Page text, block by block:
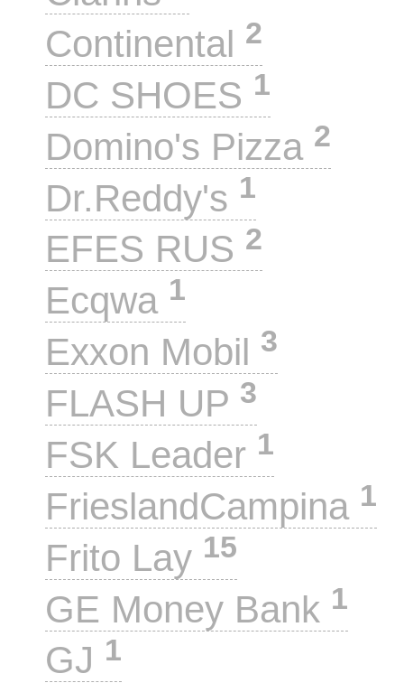
Continental 2
DC SHOES 1
Domino's Pizza 2
Dr.Reddy's 1
EFES RUS 2
Ecqwa 1
Exxon Mobil 3
FLASH UP 3
FSK Leader 1
FrieslandCampina 1
Frito Lay 15
GE Money Bank 1
GJ 1